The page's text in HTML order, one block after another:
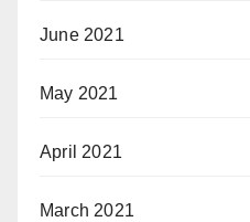
June 2021
May 2021
April 2021
March 2021